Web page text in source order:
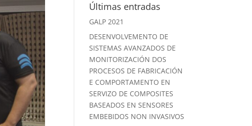
Últimas entradas
GALP 2021
DESENVOLVEMENTO DE
SISTEMAS AVANZADOS DE
MONITORIZACIÓN DOS
PROCESOS DE FABRICACIÓN
E COMPORTAMENTO EN
SERVIZO DE COMPOSITES
BASEADOS EN SENSORES
EMBEBIDOS NON INVASIVOS